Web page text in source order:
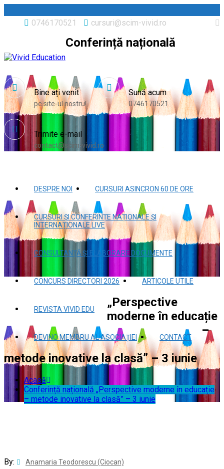
0746170521 cursuri@scim-vivid.ro
Bine ați venit
pe site-ul nostru!
Sună acum
0746170521
Trimite e-mail
contact@scim-vivid.ro
DESPRE NOI CURSURI ASINCRON 60 DE ORE
CURSURI ȘI CONFERINȚE NAȚIONALE ȘI
INTERNAȚIONALE LIVE
CONSULTANŢĂ ȘI ELABORARE DOCUMENTE
CONCURS DIRECTORI 2026 ARTICOLE UTILE
REVISTA VIVID EDU
DEVINO MEMBRU AL ASOCIAȚIEI CONTACT
Conferință națională
„Perspective
moderne în educație
–
metode inovative la clasă” – 3 iunie
Acasă
Conferință națională „Perspective moderne în educație
– metode inovative la clasă” – 3 iunie
By: Anamaria Teodorescu (Ciocan)